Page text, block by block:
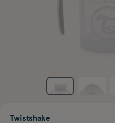
Twistshake